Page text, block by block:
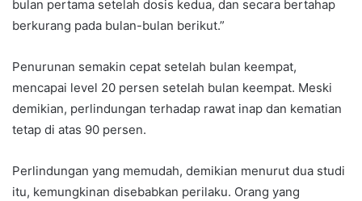
bulan pertama setelah dosis kedua, dan secara bertahap
berkurang pada bulan-bulan berikut.”
Penurunan semakin cepat setelah bulan keempat,
mencapai level 20 persen setelah bulan keempat. Meski
demikian, perlindungan terhadap rawat inap dan kematian
tetap di atas 90 persen.
Perlindungan yang memudah, demikian menurut dua studi
itu, kemungkinan disebabkan perilaku. Orang yang